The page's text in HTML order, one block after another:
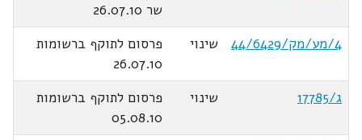
שר 26.07.10
4/מע/מק/44/6429
שינוי
פרסום לתוקף ברשומות
26.07.10
ג/17785
שינוי
פרסום לתוקף ברשומות
05.08.10